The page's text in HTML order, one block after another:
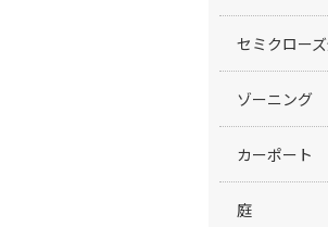
セミクロー
ゾーニング
カーポート
庭